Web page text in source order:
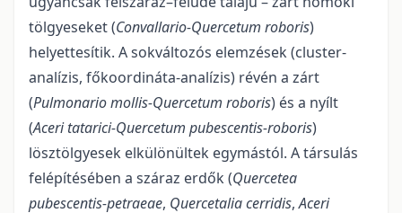
tölgyeseket (Convallario-Quercetum roboris)
helyette­sítik. A sokvál­tozós elemzések (cluster-
analízis, főkoordináta-analízis) révén a zárt
(Pulmonario mollis-Quercetum robo­ris) és a nyílt
(Aceri tatarici-Quercetum pubescentis-roboris)
lösztölgyesek elkülönültek egymástól. A társu­lás
felépítésében a száraz erdők (Quercetea
pubescentis-petraeae, Quercetalia cerridis,Aceri